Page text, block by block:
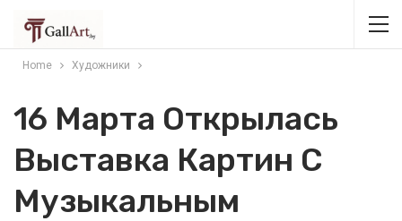
Home Художники
16 Марта Открылась
Выставка Картин С
Музыкальным